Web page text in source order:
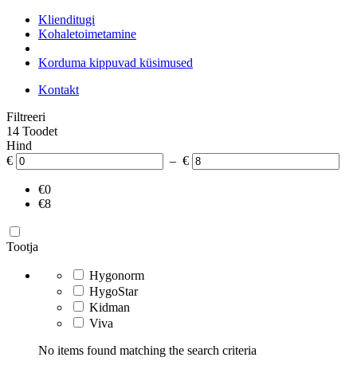
Klienditugi
Kohaletoimetamine
Korduma kippuvad küsimused
Kontakt
Filtreeri
14 Toodet
Hind
€
– €
€0
€8
Tootja
Hygonorm
HygoStar
Kidman
Viva
No items found matching the search criteria